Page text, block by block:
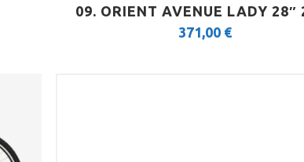
09. ORIENT AVENUE LADY 28″
371,00 €